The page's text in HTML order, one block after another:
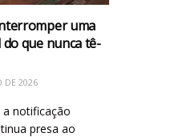
uma
que nunca tê-
DE 2026
notificação
presa ao